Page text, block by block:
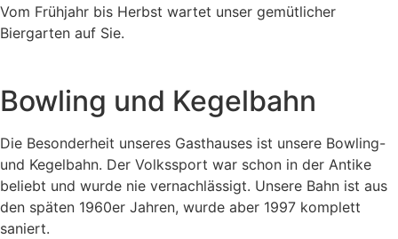
Vom Frühjahr bis Herbst wartet unser gemütlicher
Biergarten auf Sie.
Bowling und Kegelbahn
Die Besonderheit unseres Gasthauses ist unsere Bowling-
und Kegelbahn. Der Volkssport war schon in der Antike
beliebt und wurde nie vernachlässigt. Unsere Bahn ist aus
den späten 1960er Jahren, wurde aber 1997 komplett
saniert.